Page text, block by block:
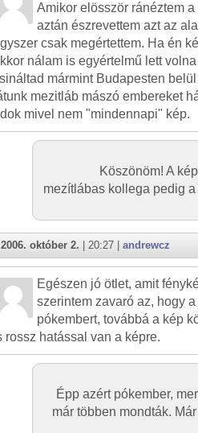
Amikor elösször ránéztem
aztán észrevettem azt az
csak megértettem. Ha én
nálam is egyértelmű lett
mármint Budapesten
mezitláb mászó embereket
mivel nem "mindennapi" kép.
Köszönöm! A
mezítlábas kollega pedig
2006. október 2. | 20:27 | andrewcz
Egészen jó ötlet, amit
szerintem zavaró az, hogy
pókembert, továbbá a kép
rossz hatással van a képre.
Épp azért pókember,
már többen mondták.